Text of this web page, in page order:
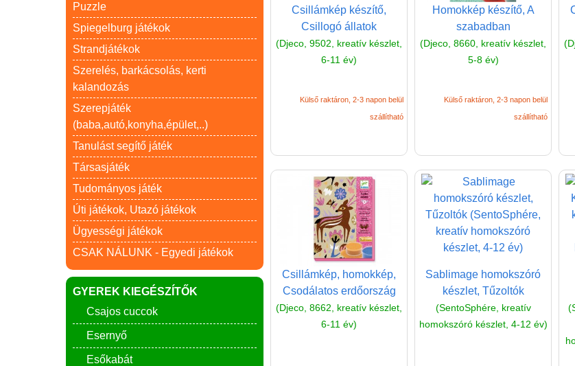
Puzzle
Spiegelburg játékok
Strandjátékok
Szerelés, barkácsolás, kerti
kalandozás
Szerepjáték
(baba,autó,konyha,épület,..)
Tanulást segítő játék
Társasjáték
Tudományos játék
Úti játékok, Utazó játékok
Ügyességi játékok
CSAK NÁLUNK - Egyedi játékok
GYEREK KIEGÉSZÍTŐK
Csajos cuccok
Esernyő
Esőkabát
Csillámkép készítő,
Csillogó állatok
(Djeco, 9502, kreatív készlet,
6-11 év)
Külső raktáron, 2-3 napon belül
szállítható
Homokkép készítő, A
szabadban
(Djeco, 8660, kreatív készlet,
5-8 év)
Külső raktáron, 2-3 napon belül
szállítható
Csillámkép, homokkép,
Csodálatos erdőország
(Djeco, 8662, kreatív készlet,
6-11 év)
Sablimage homokszóró
készlet, Tűzoltók
(SentoSphére, kreatív
homokszóró készlet, 4-12 év)